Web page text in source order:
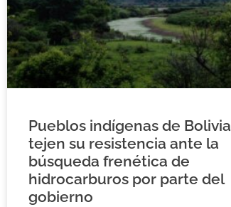
Pueblos indígenas de Bolivia
tejen su resistencia ante la
búsqueda frenética de
hidrocarburos por parte del
gobierno